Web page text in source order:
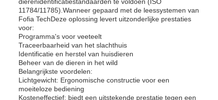
dierenidentificatiestandaarden te voldoen (ISO
11784/11785).Wanneer gepaard met de leessystemen van
Fofia TechDeze oplossing levert uitzonderlijke prestaties
voor:
Programma's voor veeteelt
Traceerbaarheid van het slachthuis
Identificatie en herstel van huisdieren
Beheer van de dieren in het wild
Belangrijkste voordelen:
Lichtgewicht: Ergonomische constructie voor een
moeiteloze bediening
Kosteneffectief: biedt een uitstekende prestatie tegen een